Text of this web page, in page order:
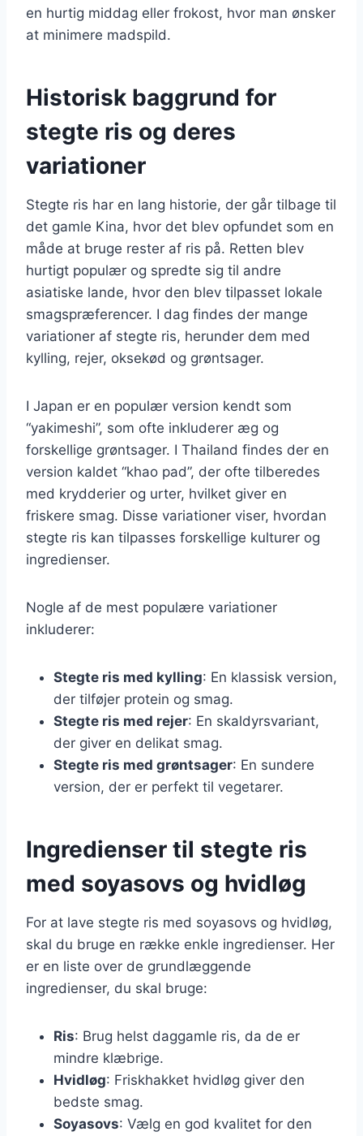
en hurtig middag eller frokost, hvor man ønsker
at minimere madspild.
Historisk baggrund for
stegte ris og deres
variationer
Stegte ris har en lang historie, der går tilbage til
det gamle Kina, hvor det blev opfundet som en
måde at bruge rester af ris på. Retten blev
hurtigt populær og spredte sig til andre
asiatiske lande, hvor den blev tilpasset lokale
smagspræferencer. I dag findes der mange
variationer af stegte ris, herunder dem med
kylling, rejer, oksekød og grøntsager.
I Japan er en populær version kendt som
“yakimeshi”, som ofte inkluderer æg og
forskellige grøntsager. I Thailand findes der en
version kaldet “khao pad”, der ofte tilberedes
med krydderier og urter, hvilket giver en
friskere smag. Disse variationer viser, hvordan
stegte ris kan tilpasses forskellige kulturer og
ingredienser.
Nogle af de mest populære variationer
inkluderer:
Stegte ris med kylling: En klassisk version,
der tilføjer protein og smag.
Stegte ris med rejer: En skaldyrsvariant,
der giver en delikat smag.
Stegte ris med grøntsager: En sundere
version, der er perfekt til vegetarer.
Ingredienser til stegte ris
med soyasovs og hvidløg
For at lave stegte ris med soyasovs og hvidløg,
skal du bruge en række enkle ingredienser. Her
er en liste over de grundlæggende
ingredienser, du skal bruge:
Ris: Brug helst daggamle ris, da de er
mindre klæbrige.
Hvidløg: Friskhakket hvidløg giver den
bedste smag.
Soyasovs: Vælg en god kvalitet for den